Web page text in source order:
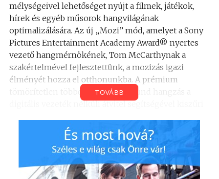
mélységeivel lehetőséget nyújt a filmek, játékok,
hírek és egyéb műsorok hangvilágának
optimalizálására. Az új „Mozi” mód, amelyet a Sony
Pictures Entertainment Academy Award® nyertes
vezető hangmérnökének, Tom McCarthynak a
szakértelmével fejlesztettünk, a mozizás igazi
élményét hozza el otthonunkba. A prémium
tömörítetlen többcsatornás surround hangzás a
digitális vezeték nélküli átvitel segítségével kiszűri
megszünteti az interferenciát.
TOVÁBB